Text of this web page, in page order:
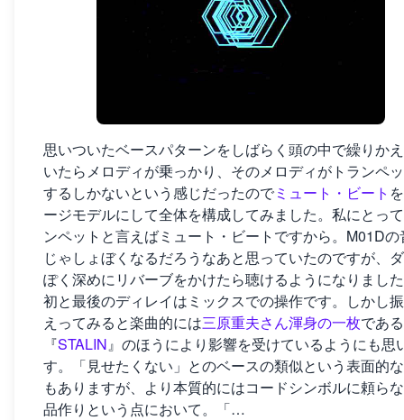
思いついたベースパターンをしばらく頭の中で繰りか
いたらメロディが乗っかり、そのメロディがトランペ
するしかないという感じだったのでミュート・ビート
ージモデルにして全体を構成してみました。私にとっ
ンペットと言えばミュート・ビートですから。M01Dの
じゃしょぼくなるだろうなあと思っていたのですが、
ぽく深めにリバーブをかけたら聴けるようになりまし
初と最後のディレイはミックスでの操作です。しかし
えってみると楽曲的には三原重夫さん渾身の一枚である
『STALIN』のほうにより影響を受けているようにも思
す。「見せたくない」とのベースの類似という表面的
もありますが、より本質的にはコードシンボルに頼ら
品作りという点において。「…